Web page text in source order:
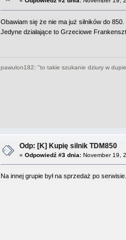
Obawiam się że nie ma już silników do 850.
Jedyne działające to Grzeciowe
pawulon182: "to takie szukanie dziury w
Odp: [K] Kupię silnik TDM850
« Odpowiedź #3 dnia:November 19,
Na innej grupie był na sprzedaż po